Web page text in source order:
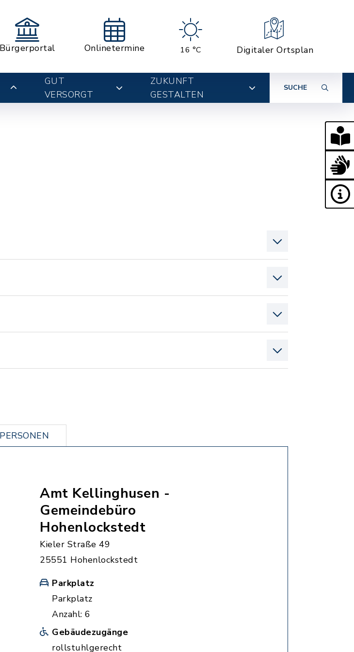
Bürgerportal Onlinetermine 16 °C Digitaler Ortsplan
GUT
VERSORGT
ZUKUNFT
GESTALTEN
SUCHE
Amt Kellinghusen -
Gemeindebüro
Hohenlockstedt
Kieler Straße 49
25551 Hohenlockstedt
Parkplatz
Parkplatz
Anzahl: 6
Gebäudezugänge
rollstuhlgerecht